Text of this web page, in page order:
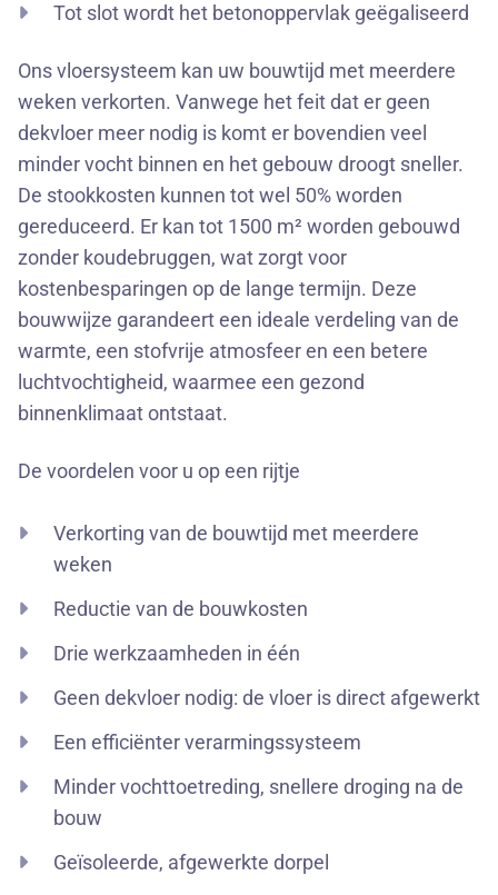
Tot slot wordt het betonoppervlak geëgaliseerd
Ons vloersysteem kan uw bouwtijd met meerdere
weken verkorten. Vanwege het feit dat er geen
dekvloer meer nodig is komt er bovendien veel
minder vocht binnen en het gebouw droogt sneller.
De stookkosten kunnen tot wel 50% worden
gereduceerd. Er kan tot 1500 m² worden gebouwd
zonder koudebruggen, wat zorgt voor
kostenbesparingen op de lange termijn. Deze
bouwwijze garandeert een ideale verdeling van de
warmte, een stofvrije atmosfeer en een betere
luchtvochtigheid, waarmee een gezond
binnenklimaat ontstaat.
De voordelen voor u op een rijtje
Verkorting van de bouwtijd met meerdere
weken
Reductie van de bouwkosten
Drie werkzaamheden in één
Geen dekvloer nodig: de vloer is direct afgewerkt
Een efficiënter verarmingssysteem
Minder vochttoetreding, snellere droging na de
bouw
Geïsoleerde, afgewerkte dorpel